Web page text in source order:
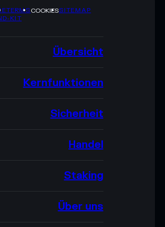
TERMSCOOKIESSITEMAP
KIT
Übersicht
Kernfunktionen
Sicherheit
Handel
Staking
Über uns